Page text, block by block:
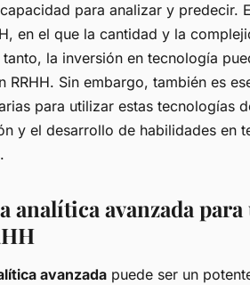
para analizar y predecir.
en el que la cantidad y la
la inversión en tecnología
RRHH. Sin embargo, también es
para utilizar estas tecnologías
y el desarrollo de habilidades en
analítica avanzada
avanzada puede ser un